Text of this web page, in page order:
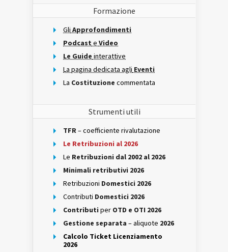
Formazione
Gli Approfondimenti
Podcast e Video
Le Guide interattive
La pagina dedicata agli Eventi
La Costituzione commentata
Strumenti utili
TFR– coefficiente rivalutazione
Le Retribuzioni al 2026
Le Retribuzioni dal 2002 al 2026
Minimali retributivi 2026
Retribuzioni Domestici 2026
Contributi Domestici 2026
Contributi per OTD e OTI 2026
Gestione separata – aliquote 2026
Calcolo Ticket Licenziamento
2026